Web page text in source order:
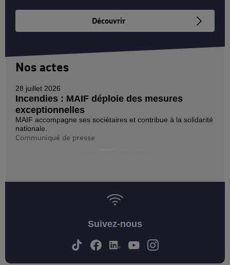
Découvrir
Nos actes
28 juillet 2026
Incendies : MAIF déploie des mesures
exceptionnelles
MAIF accompagne ses sociétaires et contribue à la solidarité
nationale.
Communiqué de presse
Suivez-nous